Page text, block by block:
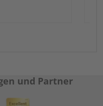
und Partner